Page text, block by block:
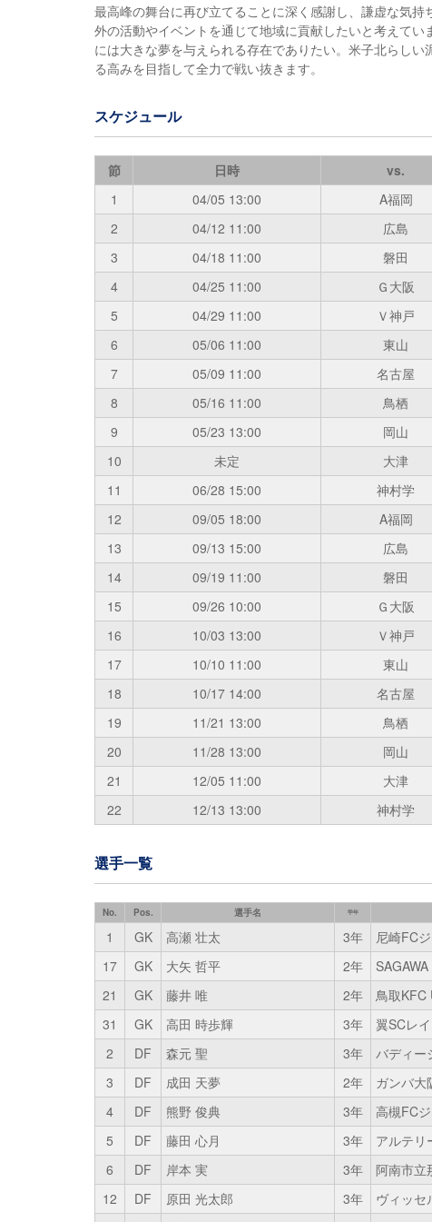
最高峰の舞台に再び立てることに深く感謝し、謙虚な気
外の活動やイベントを通じて地域に貢献したいと考えて
には大きな夢を与えられる存在でありたい。米子北らし
る高みを目指して全力で戦い抜きます。
スケジュール
節 日時 vs.
1
04/05 13:00 A福岡
2
04/12 11:00 広島
3
04/18 11:00 磐田
4
04/25 11:00 Ｇ大阪
5
04/29 11:00 Ｖ神戸
6
05/06 11:00 東山
7
05/09 11:00 名古屋
8
05/16 11:00 鳥栖
9
05/23 13:00 岡山
10
未定 大津
11
06/28 15:00 神村学
12
09/05 18:00 A福岡
13
09/13 15:00 広島
14
09/19 11:00 磐田
15
09/26 10:00 Ｇ大阪
16
10/03 13:00 Ｖ神戸
17
10/10 11:00 東山
18
10/17 14:00 名古屋
19
11/21 13:00 鳥栖
20
11/28 13:00 岡山
21
12/05 11:00 大津
22
12/13 13:00 神村学
選手一覧
No. Pos. 選手名 学年
1 GK 高瀬 壮太 3年 尼崎FC
17
GK 大矢 哲平 2年
21
GK 藤井 唯 2年 鳥取KFC
31
GK 高田 時歩輝 3年 翼SCレ
2
DF 森元 聖 3年 バディー
3
DF 成田 天夢 2年 ガンバ大
4
DF 熊野 俊典 3年 高槻FC
5
DF 藤田 心月 3年 アルテリ
6
DF 岸本 実 3年 阿南市立
12
DF 原田 光太郎 3年 ヴィッセ